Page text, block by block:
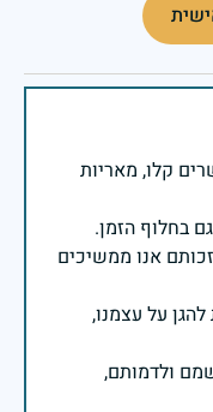
קלו, מאריות
אנו ממשיכים
על עצמנו,
ולדמותם,